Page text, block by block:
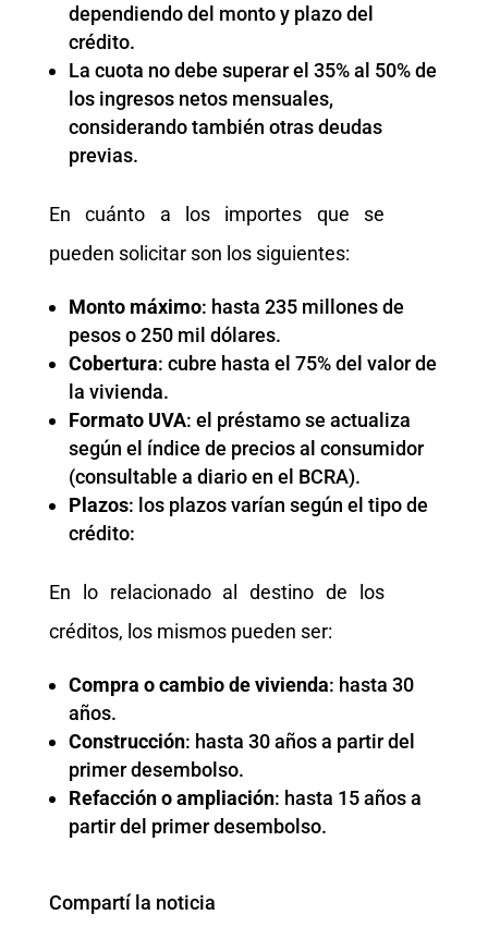
dependiendo del monto y plazo del
crédito.
La cuota no debe superar el 35% al 50% de
los ingresos netos mensuales,
considerando también otras deudas
previas.
En cuánto a los importes que se
pueden solicitar son los siguientes:
Monto máximo: hasta 235 millones de
pesos o 250 mil dólares.
Cobertura: cubre hasta el 75% del valor de
la vivienda.
Formato UVA: el préstamo se actualiza
según el índice de precios al consumidor
(consultable a diario en el BCRA).
Plazos: los plazos varían según el tipo de
crédito:
En lo relacionado al destino de los
créditos, los mismos pueden ser:
Compra o cambio de vivienda: hasta 30
años.
Construcción: hasta 30 años a partir del
primer desembolso.
Refacción o ampliación: hasta 15 años a
partir del primer desembolso.
Compartí la noticia